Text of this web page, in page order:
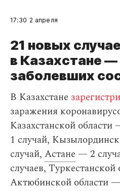
17:30 2 апреля
21 новых
в Казахстане
заболевших
В Казахстане
заражения
Казахстанской
1 случай,
случай, Астане — 2
случаев,
Актюбинской области